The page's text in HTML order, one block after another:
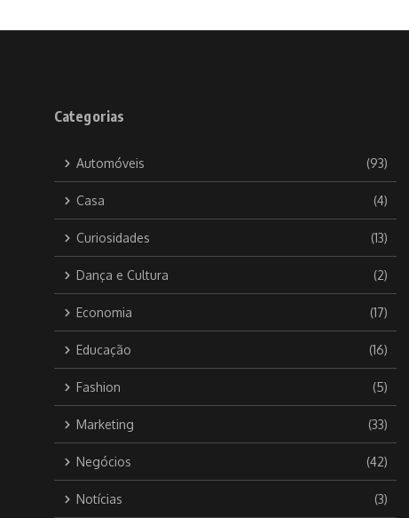
Categorias
Automóveis (93)
Casa (4)
Curiosidades (13)
Dança e Cultura (2)
Economia (17)
Educação (16)
Fashion (5)
Marketing (33)
Negócios (42)
Notícias (3)